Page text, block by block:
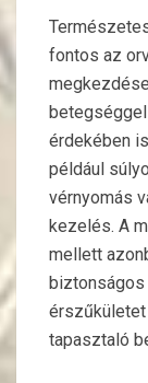
fontos az
érdekében
például
vérnyomás
kezelés. A
mellett
tapasztaló